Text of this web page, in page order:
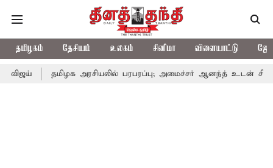
தமிழகம் தேசியம் உலகம் சினிமா விளையாட்டு
தமிழக அரசியலில் பரபரப்பு; அமைச்சர் ஆனந்த் உடன் சி.வி.